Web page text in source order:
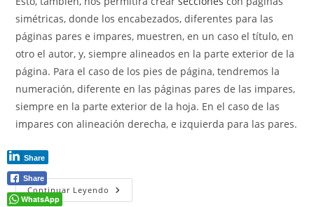
simétricas, donde los encabezados, diferentes para las
páginas pares e impares, muestren, en un caso el título, en
otro el autor, y, siempre alineados en la parte exterior de la
página. Para el caso de los pies de página, tendremos la
numeración, diferente en las páginas pares de las impares,
siempre en la parte exterior de la hoja. En el caso de las
impares con alineación derecha, e izquierda para las pares.
(más…)
Continuar Leyendo Salto
De
Share
Share
WhatsApp